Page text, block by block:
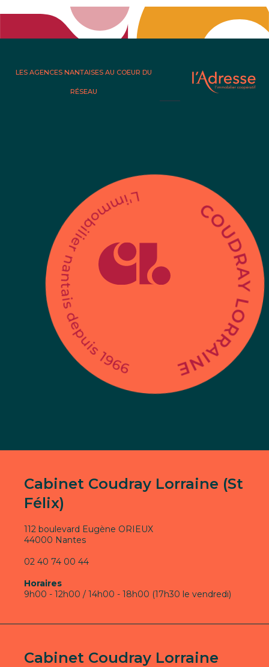
LES AGENCES NANTAISES AU COEUR DU
RÉSEAU
Cabinet Coudray Lorraine (St
Félix)
112 boulevard Eugène ORIEUX
44000 Nantes
02 40 74 00 44
Horaires
9h00 - 12h00 / 14h00 - 18h00 (17h30 le vendredi)
Cabinet Coudray Lorraine